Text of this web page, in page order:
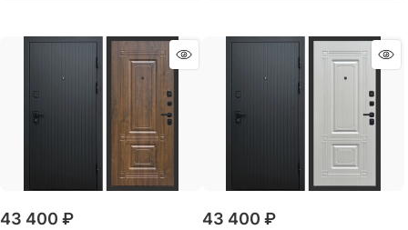
43 400 ₽
43 400 ₽